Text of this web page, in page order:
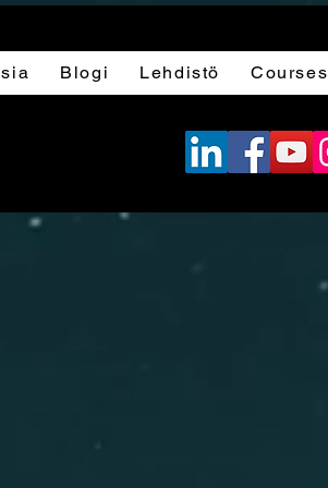
Blogi Lehdistö Courses